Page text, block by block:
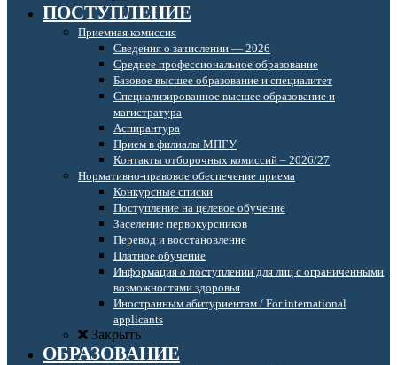
ПОСТУПЛЕНИЕ
Приемная комиссия
Сведения о зачислении — 2026
Среднее профессиональное образование
Базовое высшее образование и специалитет
Специализированное высшее образование и
магистратура
Аспирантура
Прием в филиалы МПГУ
Контакты отборочных комиссий – 2026/27
Нормативно-правовое обеспечение приема
Конкурсные списки
Поступление на целевое обучение
Заселение первокурсников
Перевод и восстановление
Платное обучение
Информация о поступлении для лиц с ограниченными
возможностями здоровья
Иностранным абитуриентам / For international
applicants
Закрыть
ОБРАЗОВАНИЕ